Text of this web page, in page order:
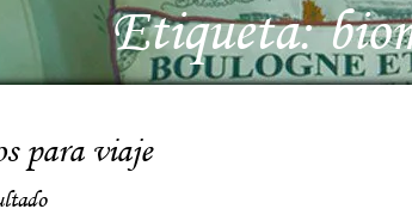
Etiqueta:
para viaje